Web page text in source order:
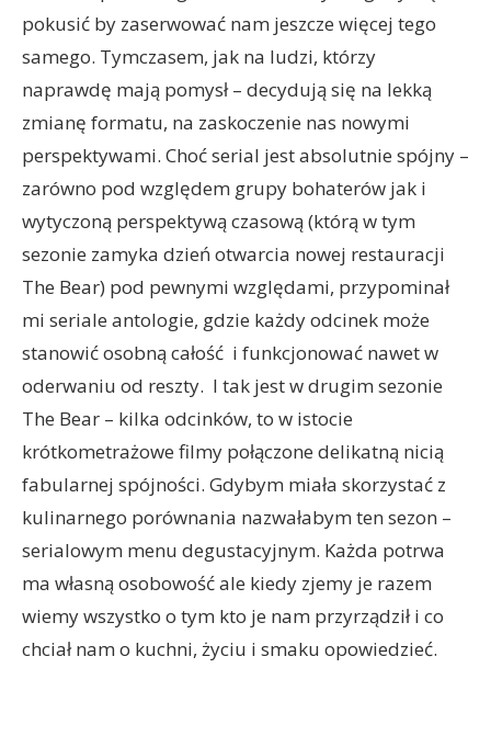
pokusić by zaserwować nam jeszcze więcej tego
samego. Tymczasem, jak na ludzi, którzy
naprawdę mają pomysł – decydują się na lekką
zmianę formatu, na zaskoczenie nas nowymi
perspektywami. Choć serial jest absolutnie spójny –
zarówno pod względem grupy bohaterów jak i
wytyczoną perspektywą czasową (którą w tym
sezonie zamyka dzień otwarcia nowej restauracji
The Bear) pod pewnymi względami, przypominał
mi seriale antologie, gdzie każdy odcinek może
stanowić osobną całość i funkcjonować nawet w
oderwaniu od reszty. I tak jest w drugim sezonie
The Bear – kilka odcinków, to w istocie
krótkometrażowe filmy połączone delikatną nicią
fabularnej spójności. Gdybym miała skorzystać z
kulinarnego porównania nazwałabym ten sezon –
serialowym menu degustacyjnym. Każda potrwa
ma własną osobowość ale kiedy zjemy je razem
wiemy wszystko o tym kto je nam przyrządził i co
chciał nam o kuchni, życiu i smaku opowiedzieć.